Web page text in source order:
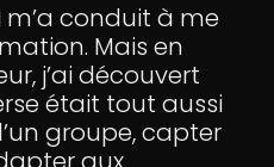
m’a conduit à me
Mais en
j’ai découvert
était tout aussi
groupe, capter